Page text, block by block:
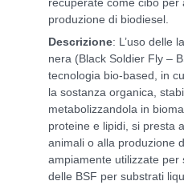
produzione di biodiesel.
Descrizione: L’uso delle
nera (Black Soldier Fly –
tecnologia bio-based, in
la sostanza organica,
metabolizzandola in
proteine e lipidi, si presta
animali o alla produzione
ampiamente utilizzate per
delle BSF per substrati